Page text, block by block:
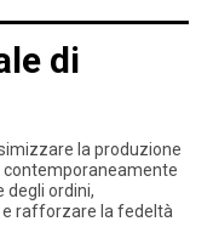
di
la produzione
contemporaneamente
degli ordini,
e rafforzare la fedeltà